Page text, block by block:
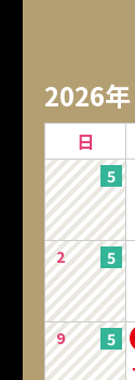
2026年
日
2
9